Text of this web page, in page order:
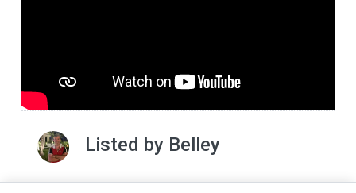
Listed by Belley